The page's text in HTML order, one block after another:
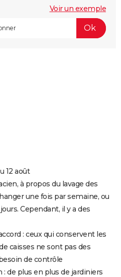
Voir un exemple
12 août
à propos du lavage des
une fois par semaine, ou
Cependant, il y a des
: ceux qui conservent les
caisses ne sont pas des
de contrôle
: de plus en plus de jardiniers